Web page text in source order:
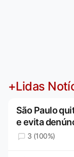
+Lidas
São Paulo
e evita
3 (100%)